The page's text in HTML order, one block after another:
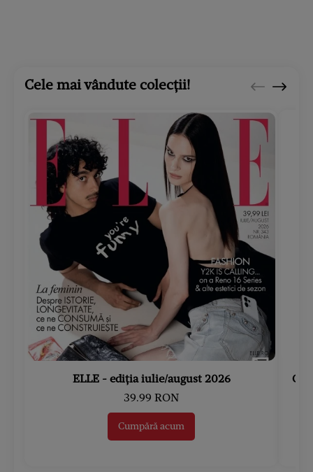
Cele mai vândute colecții!
ELLE - ediția iulie/august 2026
39.99 RON
Cumpără acum